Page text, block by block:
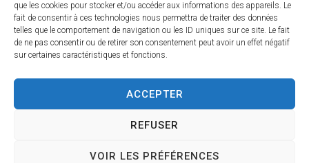
que les cookies pour stocker et/ou accéder aux informations des appareils. Le
fait de consentir à ces technologies nous permettra de traiter des données
telles que le comportement de navigation ou les ID uniques sur ce site. Le fait
de ne pas consentir ou de retirer son consentement peut avoir un effet négatif
sur certaines caractéristiques et fonctions.
ACCEPTER
REFUSER
VOIR LES PRÉFÉRENCES
Mairie de
Labruguière
2 place de l’Hôtel
81290
Horaires
d’ouverture
Du lundi au
de 8h30 à 12h et
de 13h30 à 17h30